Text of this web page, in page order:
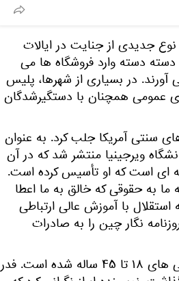
جدیدی از جنایت در ایالات
دسته وارد فروشگاه ها می
آورند. در بسیاری از شهرها، پلیس
عمومی همچنان با دستگیرشدگان
سنتی آمریکا جلب کرد. به عنوان
ویرجینیا منتشر شد که در آن
ای است که او تأسیس کرده است.
ما به حقوقی که خالق به ما اعطا
استقلال با آموزش عالی ارتباطی
نگار چین را به صادرات
به گفته وی، این عامل اصلی مرگ و میر آمریکایی های ۱۸ تا ۴۵ ساله شده است. فدر